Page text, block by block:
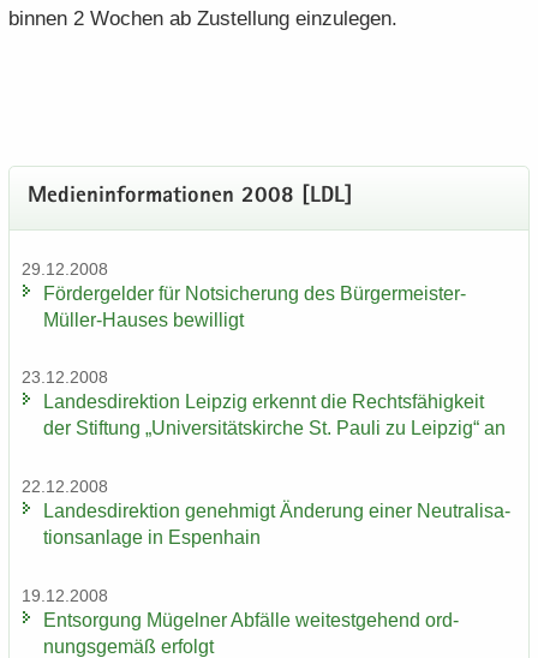
bin­nen 2 Wo­chen ab Zu­stel­lung ein­zu­le­gen.
Me­di­en­in­for­ma­tio­nen 2008 [LDL]
29.12.2008
För­der­gel­der für Not­si­che­rung des Bürgermeister-​
Müller-Hauses be­wil­ligt
23.12.2008
Lan­des­di­rek­ti­on Leip­zig er­kennt die Rechts­fä­hig­keit
der Stif­tung „Uni­ver­si­täts­kir­che St. Pauli zu Leip­zig“ an
22.12.2008
Lan­des­di­rek­ti­on ge­neh­migt Än­de­rung einer Neu­tra­li­sa­
ti­ons­an­la­ge in Es­pen­hain
19.12.2008
Ent­sor­gung Mü­gel­ner Ab­fäl­le wei­test­ge­hend ord­
nungs­ge­mäß er­folgt